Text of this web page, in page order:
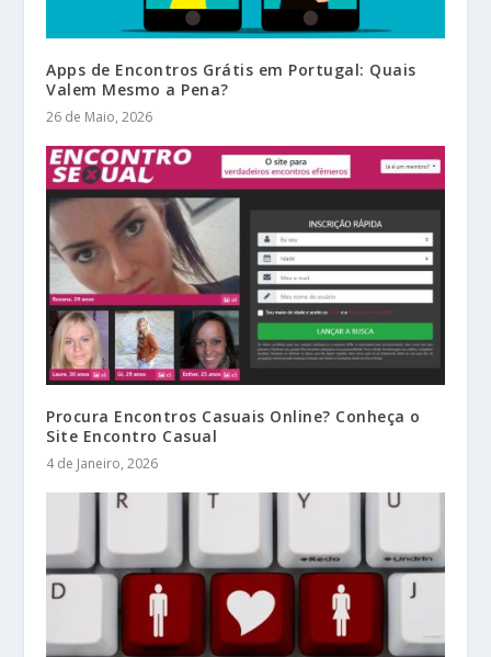
Apps de Encontros Grátis em Portugal: Quais
Valem Mesmo a Pena?
26 de Maio, 2026
Procura Encontros Casuais Online? Conheça o
Site Encontro Casual
4 de Janeiro, 2026